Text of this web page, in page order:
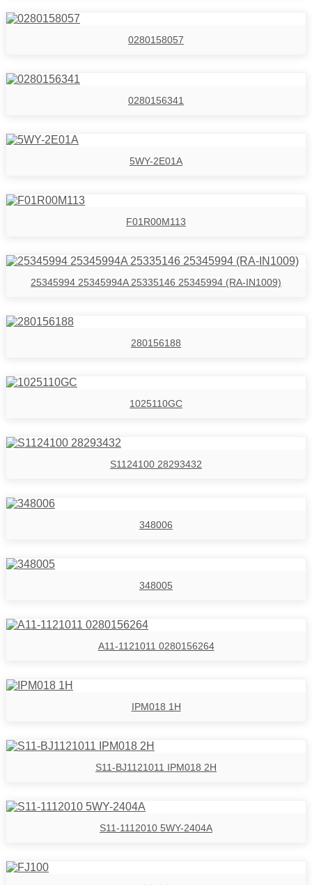
0280158057
0280156341
5WY-2E01A
F01R00M113
25345994 25345994A 25335146 25345994 (RA-IN1009)
280156188
1025110GC
S1124100 28293432
348006
348005
A11-1121011 0280156264
IPM018 1H
S11-BJ1121011 IPM018 2H
S11-1112010 5WY-2404A